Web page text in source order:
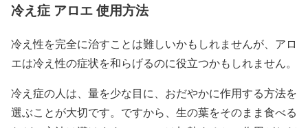
冷え症 アロエ 使用方法
冷え性を完全に治すことは難しいかもしれませんが、アロ
エは冷え性の症状を和らげるのに役立つかもしれません。
冷え症の人は、量を少な目に、おだやかに作用する方法を
選ぶことが大切です。ですから、生の葉をそのまま食べる